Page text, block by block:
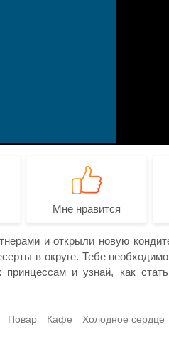
Мне нравится
и открыли новую
в округе. Тебе
и узнай, как
Повар Кафе Холодное сердце